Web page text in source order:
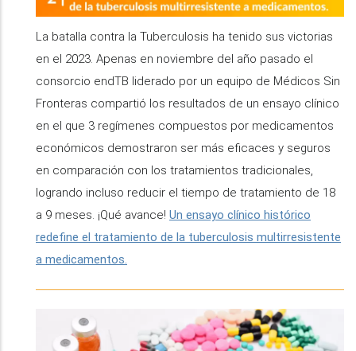
La batalla contra la Tuberculosis ha tenido sus victorias
en el 2023. Apenas en noviembre del año pasado el
consorcio endTB liderado por un equipo de Médicos Sin
Fronteras compartió los resultados de un ensayo clínico
en el que 3 regímenes compuestos por medicamentos
económicos demostraron ser más eficaces y seguros
en comparación con los tratamientos tradicionales,
logrando incluso reducir el tiempo de tratamiento de 18
a 9 meses. ¡Qué avance! Un ensayo clínico histórico
redefine el tratamiento de la tuberculosis multirresistente
a medicamentos.